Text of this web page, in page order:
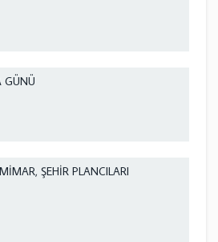
GÜNÜ
ŞEHİR PLANCILARI